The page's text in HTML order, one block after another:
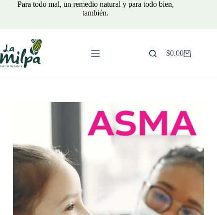
Para todo mal, un remedio natural y para todo bien,
también.
Carro
$0.00